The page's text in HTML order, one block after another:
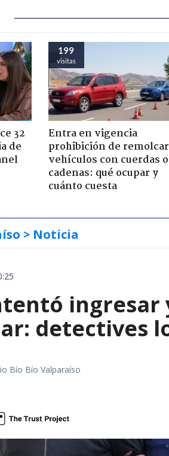
32
de
199
visitas
Entra en vigencia
prohibición de remolcar
vehículos con cuerdas o
cadenas: qué ocupar y
cuánto cuesta
> Noticia
ingresar
detectives
Bío Bío Valparaíso